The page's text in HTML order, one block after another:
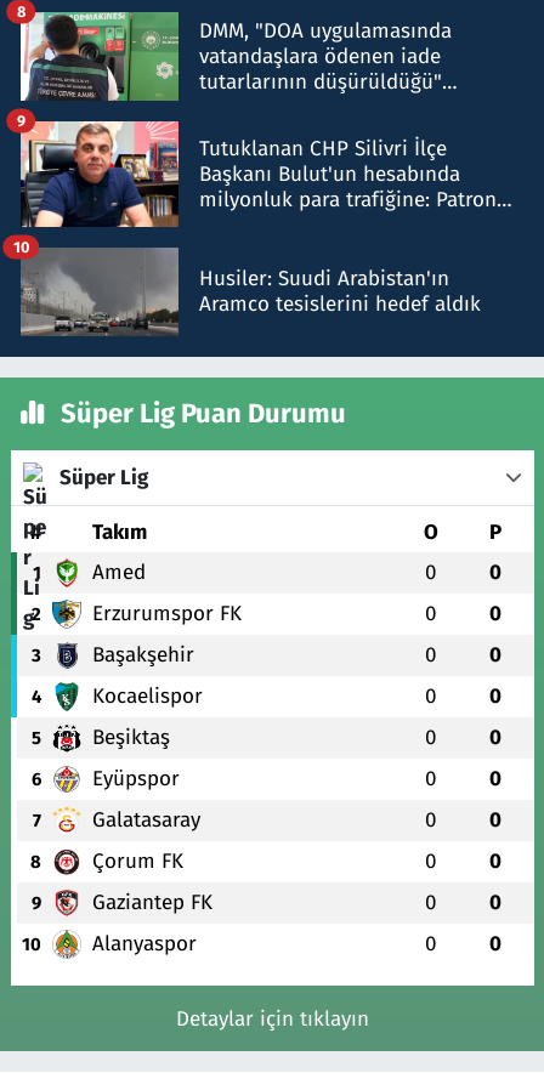
DMM, "DOA uygulamasında
vatandaşlara ödenen iade
tutarlarının düşürüldüğü"
8
Tutuklanan CHP Silivri İlçe
Başkanı Bulut'un hesabında
milyonluk para trafiğine: Patron
9
Husiler: Suudi Arabistan'ın
Aramco tesislerini hedef aldık
10
Süper Lig Puan Durumu
Süper Lig
# Takım O P
1 Amed 0 0
2 Erzurumspor FK 0 0
3 Başakşehir 0 0
4 Kocaelispor 0 0
5 Beşiktaş 0 0
6 Eyüpspor 0 0
7 Galatasaray 0 0
8 Çorum FK 0 0
9 Gaziantep FK 0 0
10 Alanyaspor 0 0
Detaylar için tıklayın